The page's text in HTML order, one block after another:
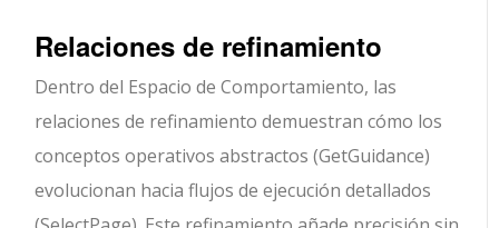
Relaciones de refinamiento
Dentro del Espacio de Comportamiento, las
relaciones de refinamiento demuestran cómo los
conceptos operativos abstractos (GetGuidance)
evolucionan hacia flujos de ejecución detallados